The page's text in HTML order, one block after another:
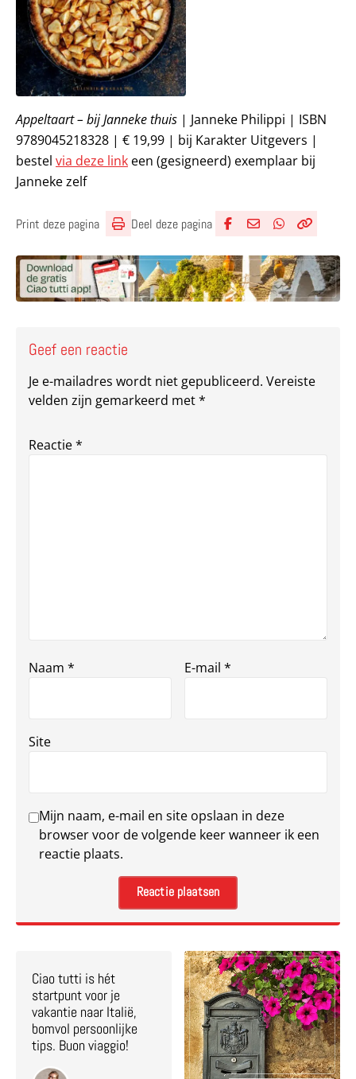
Appeltaart – bij Janneke thuis | Janneke Philippi | ISBN
9789045218328 | € 19,99 | bij Karakter Uitgevers |
bestel via deze link een (gesigneerd) exemplaar bij
Janneke zelf
Print deze pagina Deel deze pagina
Geef een reactie
Je e-mailadres wordt niet gepubliceerd. Vereiste
velden zijn gemarkeerd met*
Reactie*
Naam * E-mail *
Site
Mijn naam, e-mail en site opslaan in deze
browser voor de volgende keer wanneer ik een
reactie plaats.
Ciao tutti is hét
startpunt voor je
vakantie naar Italië,
bomvol persoonlijke
tips. Buon viaggio!